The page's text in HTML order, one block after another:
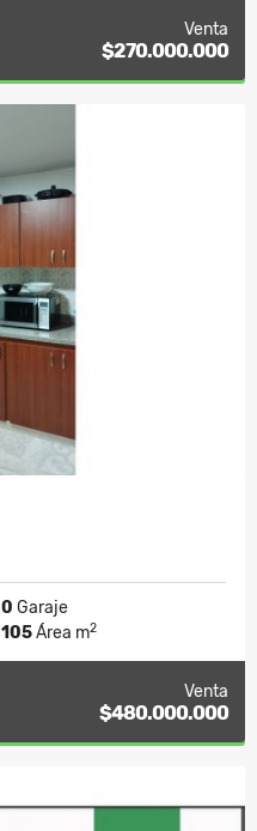
Venta
$270.000.000
0 Garaje
105Área m2
Venta
$480.000.000